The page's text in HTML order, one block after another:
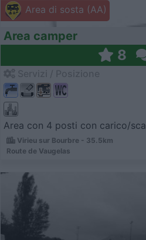
Area di sosta (AA)
Area camper
8
Area con 4 posti con carico/
Virieu sur Bourbre - 35.5km
Route de Vaugelas